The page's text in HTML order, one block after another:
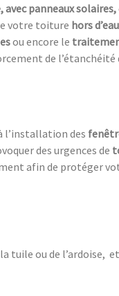
panneaux solaires,
votre toiture hors d’eau
ou encore le
de l’étanchéité
l’installation des
des urgences de
afin de protéger
tuile ou de l’ardoise,